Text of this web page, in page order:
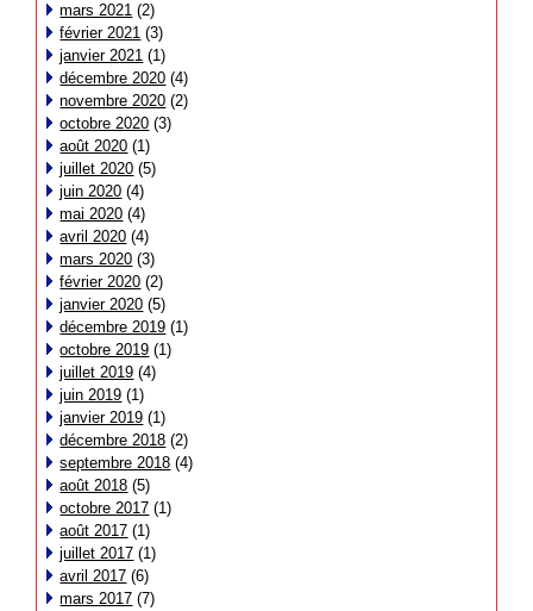
mars 2021 (2)
février 2021 (3)
janvier 2021 (1)
décembre 2020 (4)
novembre 2020 (2)
octobre 2020 (3)
août 2020 (1)
juillet 2020 (5)
juin 2020 (4)
mai 2020 (4)
avril 2020 (4)
mars 2020 (3)
février 2020 (2)
janvier 2020 (5)
décembre 2019 (1)
octobre 2019 (1)
juillet 2019 (4)
juin 2019 (1)
janvier 2019 (1)
décembre 2018 (2)
septembre 2018 (4)
août 2018 (5)
octobre 2017 (1)
août 2017 (1)
juillet 2017 (1)
avril 2017 (6)
mars 2017 (7)